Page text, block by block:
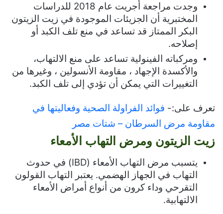
وجدت مراجعة أجريت عام 2018 للدراسات
المختبرية أن الجزيئات الموجودة في زيت الزيتون
البكر الممتاز قد تساعد في منع تلف الكبد أو
إصلاحه.
ومركباته الفينولية تساعد على منع الالتهاب،
والأكسدة الإجهاد ، مقاومة الأنسولين ، وغيرها من
التغييرات التي يمكن أن تؤدي إلى تلف الكبد.
تعرف على:- فوائد الفراولة الصحية وفعاليتها في
مقاومة مرض السرطان – شتات مصر
زيت الزيتون ومرض التهاب الأمعاء
يتسبب مرض التهاب الأمعاء (IBD) في حدوث
التهاب في الجهاز الهضمي. يعتبر التهاب القولون
التقرحي وداء كرون من أنواع أمراض الأمعاء
الالتهابية.